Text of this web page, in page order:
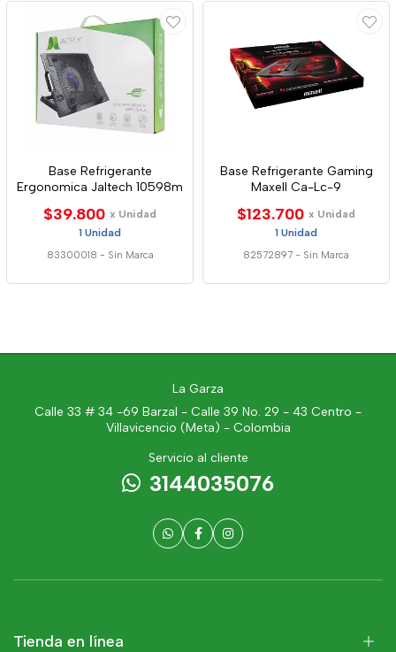
Base Refrigerante
Ergonomica Jaltech 10598m
$39.800 x Unidad
1 Unidad
83300018 - Sin Marca
Base Refrigerante Gaming
Maxell Ca-Lc-9
$123.700 x Unidad
1 Unidad
82572897 - Sin Marca
La Garza
Calle 33 # 34 -69 Barzal - Calle 39 No. 29 - 43 Centro -
Villavicencio (Meta) - Colombia
Servicio al cliente
3144035076
Tienda en línea